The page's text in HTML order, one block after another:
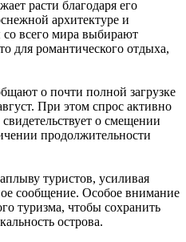
расти благодаря его
архитектуре и
всего мира выбирают
для романтического отдыха,
о почти полной загрузке
При этом спрос активно
о смещении
продолжительности
туристов, усиливая
сообщение. Особое внимание
туризма, чтобы сохранить
острова.